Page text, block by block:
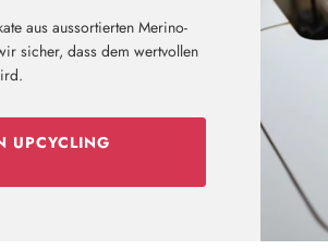
aus aussortierten Merino-
sicher, dass dem wertvollen
UPCYCLING
für unseren Newsletter an und erhalte einen 10%
auf deine erste Bestellung